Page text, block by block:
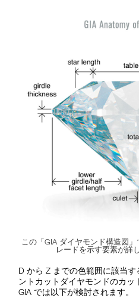
この「GIA ダイヤモンド構造図
レードを示す要素が詳
D から Z までの色範囲に該当
ントカットダイヤモンドのカッ
GIA では以下が検討されます。